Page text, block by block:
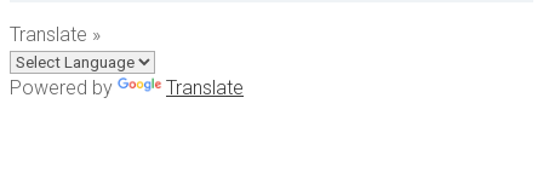
Translate »
Powered by Translate